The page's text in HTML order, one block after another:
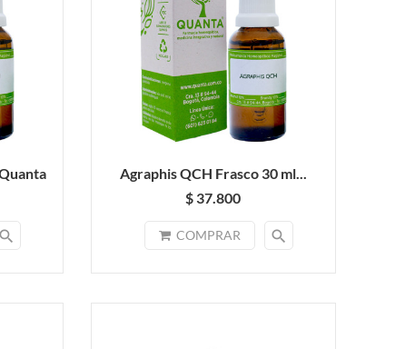
search
Agraphis QCH Frasco 30 ml...
$ 37.800
COMPRAR search